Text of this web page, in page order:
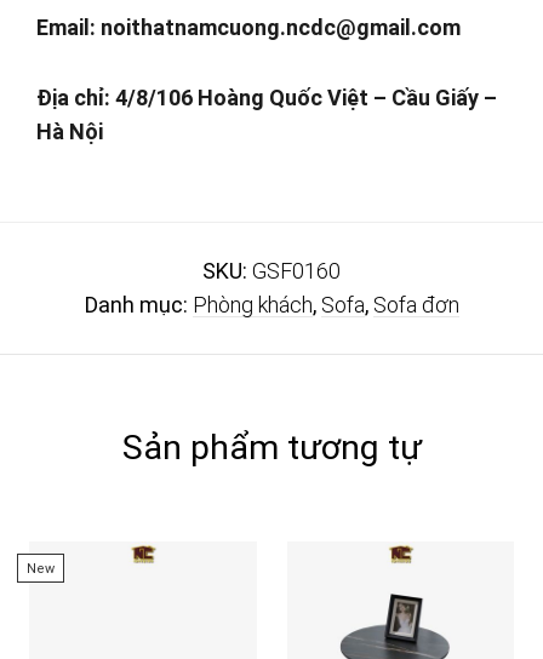
Email: noithatnamcuong.ncdc@gmail.com
Địa chỉ: 4/8/106 Hoàng Quốc Việt – Cầu Giấy –
Hà Nội
SKU: GSF0160
Danh mục: Phòng khách, Sofa, Sofa đơn
Sản phẩm tương tự
New